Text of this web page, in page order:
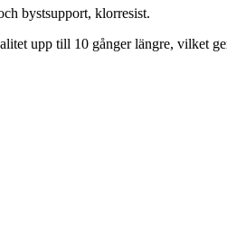
bystsupport, klorresist.
upp till 10 gånger längre, vilket